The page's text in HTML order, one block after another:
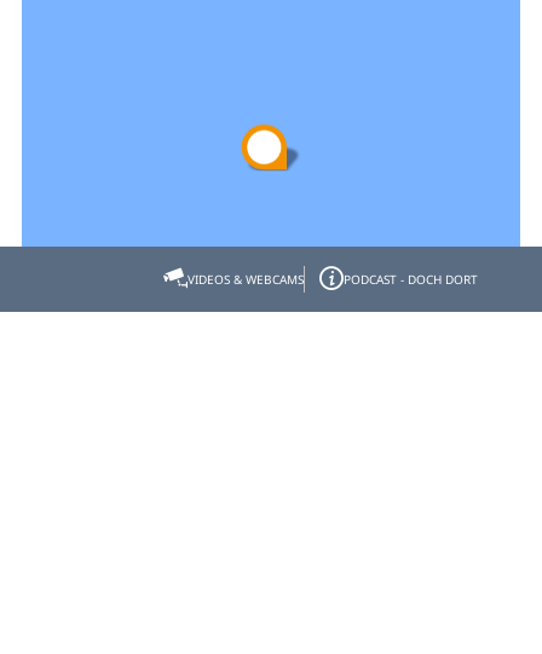
VIDEOS & WEBCAMS PODCAST - DOCH DORT